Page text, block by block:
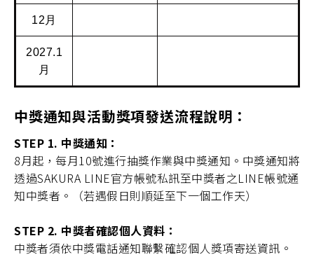
12月
2027.1
月
中獎通知與活動獎項發送流程說明：
STEP 1. 中獎通知：
8月起，每月10號進行抽獎作業與中獎通知。中獎通知將
透過SAKURA LINE官方帳號私訊至中獎者之LINE帳號通
知中獎者。（若遇假日則順延至下一個工作天）
STEP 2. 中獎者確認個人資料：
中獎者須依中獎電話通知聯繫確認個人獎項寄送資訊。